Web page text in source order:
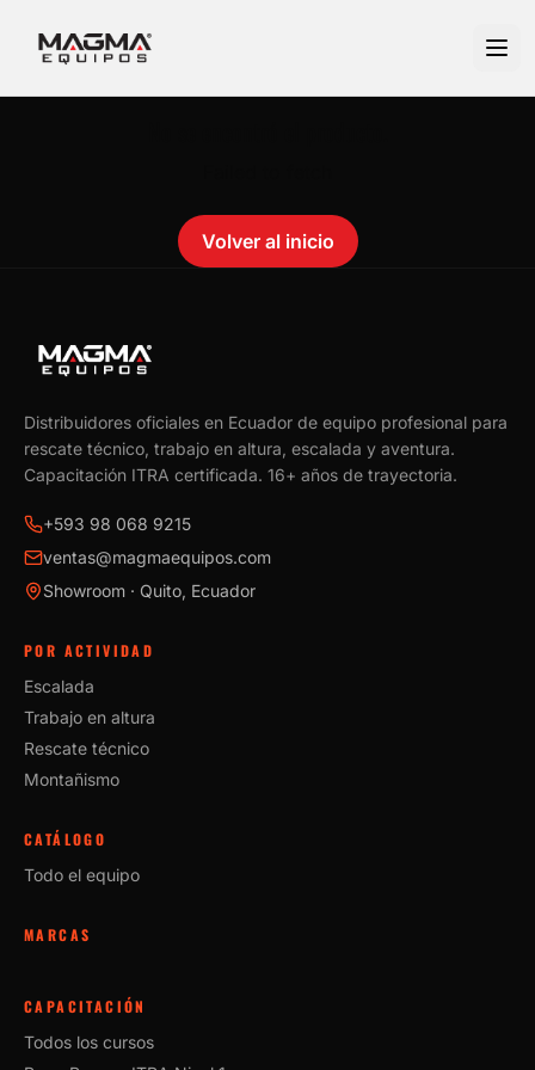
Volver al inicio
Distribuidores oficiales en Ecuador de equipo profesional para
rescate técnico, trabajo en altura, escalada y aventura.
Capacitación ITRA certificada. 16+ años de trayectoria.
+593 98 068 9215
ventas@magmaequipos.com
Showroom · Quito, Ecuador
POR ACTIVIDAD
Escalada
Trabajo en altura
Rescate técnico
Montañismo
CATÁLOGO
Todo el equipo
MARCAS
CAPACITACIÓN
Todos los cursos